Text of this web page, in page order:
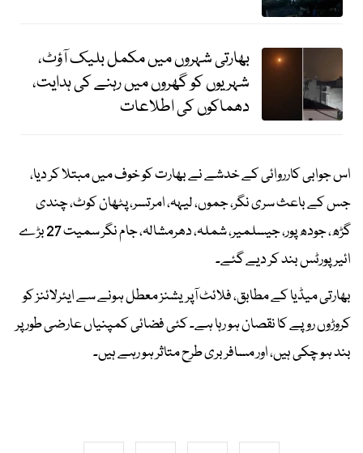
بھارتی شہروں میں مکمل بلیک آؤٹ،
شہریوں کو گھروں میں رہنے کی ہدایت،
دھماکوں کی اطلاعات
اس جوابی کارروائی کے خدشے نے بھارت کو خوف میں مبتلا کر دیا،
جس کے باعث سری نگر، جموں، لیہہ، امرتسر، پٹھان کوٹ، چندی
گڑھ، جودھ پور، جیسلمیر، شملہ، دھرمشالہ، جام نگر سمیت 27 بڑے
ائیرپورٹس بند کر دیے گئے۔
بھارتی میڈیا کے مطابق، فلائٹ آپریشنز معطل ہونے سے ایئرلائنز کو
کروڑوں روپے کا نقصان ہو رہا ہے۔ کئی فضائی کمپنیاں عارضی طور پر
بند ہو چکی ہیں، اور مسافر بری طرح متاثر ہو رہے ہیں۔